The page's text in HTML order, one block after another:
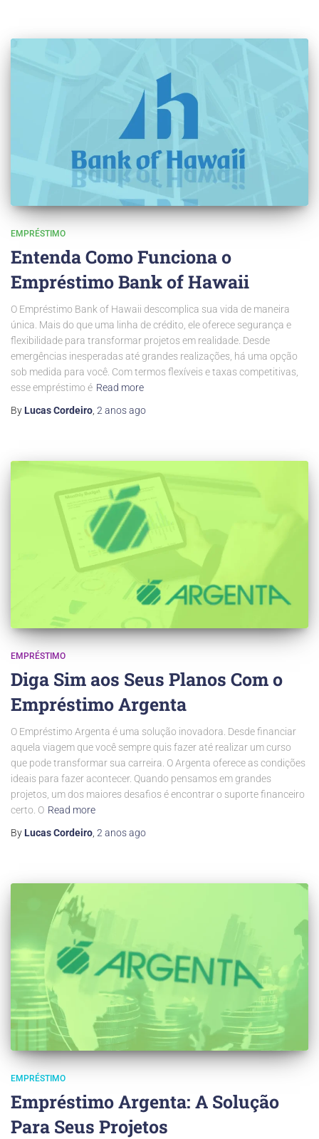
EMPRÉSTIMO
Entenda Como Funciona o
Empréstimo Bank of Hawaii
O Empréstimo Bank of Hawaii descomplica sua vida de maneira
única. Mais do que uma linha de crédito, ele oferece segurança e
flexibilidade para transformar projetos em realidade. Desde
emergências inesperadas até grandes realizações, há uma opção
sob medida para você. Com termos flexíveis e taxas competitivas,
esse empréstimo é Read more
By Lucas Cordeiro 2 anosago
EMPRÉSTIMO
Diga Sim aos Seus Planos Com o
Empréstimo Argenta
O Empréstimo Argenta é uma solução inovadora. Desde financiar
aquela viagem que você sempre quis fazer até realizar um curso
que pode transformar sua carreira. O Argenta oferece as condições
ideais para fazer acontecer. Quando pensamos em grandes
projetos, um dos maiores desafios é encontrar o suporte financeiro
certo. O Read more
By Lucas Cordeiro 2 anosago
EMPRÉSTIMO
Empréstimo Argenta: A Solução
Para Seus Projetos